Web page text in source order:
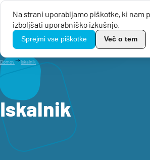
Na strani uporabljamo piškotke, ki nam
izboljšati uporabniško izkušnjo.
Sprejmi vse piškotke Več o tem
TikoPro
Menu
Domov Iskalnik
Iskalnik